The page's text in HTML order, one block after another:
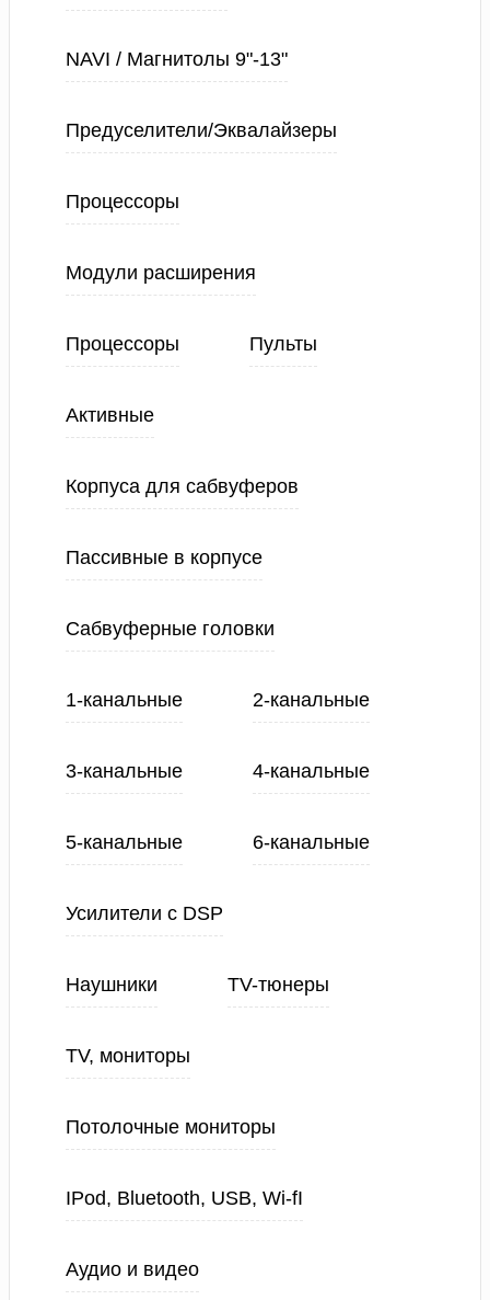
NAVI / Магнитолы 9"-13"
Предуселители/Эквалайзеры
Процессоры
Модули расширения
Процессоры Пульты
Активные
Корпуса для сабвуферов
Пассивные в корпусе
Сабвуферные головки
1-канальные 2-канальные
3-канальные 4-канальные
5-канальные 6-канальные
Усилители с DSP
Наушники TV-тюнеры
TV, мониторы
Потолочные мониторы
IPod, Bluetooth, USB, Wi-fI
Аудио и видео